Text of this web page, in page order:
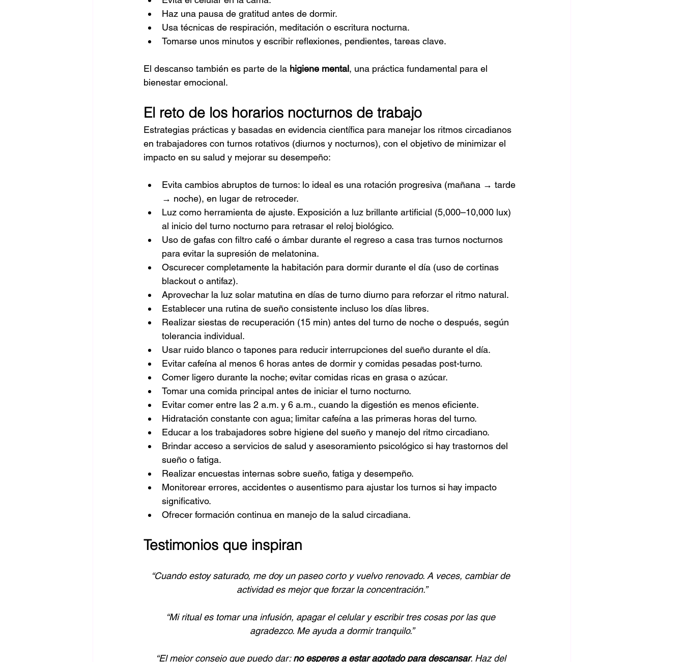
Haz una pausa de gratitud antes de dormir.
Usa técnicas de respiración, meditación o escritura nocturna.
Tomarse unos minutos y escribir reflexiones, pendientes, tareas clave.
El descanso también es parte de la higiene mental, una práctica fundamental para el
bienestar emocional.
El reto de los horarios nocturnos de trabajo
Estrategias prácticas y basadas en evidencia científica para manejar los ritmos circadianos
en trabajadores con turnos rotativos (diurnos y nocturnos), con el objetivo de minimizar el
impacto en su salud y mejorar su desempeño:
Evita cambios abruptos de turnos: lo ideal es una rotación progresiva (mañana → tarde
→ noche), en lugar de retroceder.
Luz como herramienta de ajuste. Exposición a luz brillante artificial (5,000–10,000 lux)
al inicio del turno nocturno para retrasar el reloj biológico.
Uso de gafas con filtro café o ámbar durante el regreso a casa tras turnos nocturnos
para evitar la supresión de melatonina.
Oscurecer completamente la habitación para dormir durante el día (uso de cortinas
blackout o antifaz).
Aprovechar la luz solar matutina en días de turno diurno para reforzar el ritmo natural.
Establecer una rutina de sueño consistente incluso los días libres.
Realizar siestas de recuperación (15 min) antes del turno de noche o después, según
tolerancia individual.
Usar ruido blanco o tapones para reducir interrupciones del sueño durante el día.
Evitar cafeína al menos 6 horas antes de dormir y comidas pesadas post-turno.
Comer ligero durante la noche; evitar comidas ricas en grasa o azúcar.
Tomar una comida principal antes de iniciar el turno nocturno.
Evitar comer entre las 2 a.m. y 6 a.m., cuando la digestión es menos eficiente.
Hidratación constante con agua; limitar cafeína a las primeras horas del turno.
Educar a los trabajadores sobre higiene del sueño y manejo del ritmo circadiano.
Brindar acceso a servicios de salud y asesoramiento psicológico si hay trastornos del
sueño o fatiga.
Realizar encuestas internas sobre sueño, fatiga y desempeño.
Monitorear errores, accidentes o ausentismo para ajustar los turnos si hay impacto
significativo.
Ofrecer formación continua en manejo de la salud circadiana.
Testimonios que inspiran
“Cuando estoy saturado, me doy un paseo corto y vuelvo renovado. A veces, cambiar de
actividad es mejor que forzar la concentración.”
“Mi ritual es tomar una infusión, apagar el celular y escribir tres cosas por las que
agradezco. Me ayuda a dormir tranquilo.”
“El mejor consejo que puedo dar: no esperes a estar agotado para descansar. Haz del